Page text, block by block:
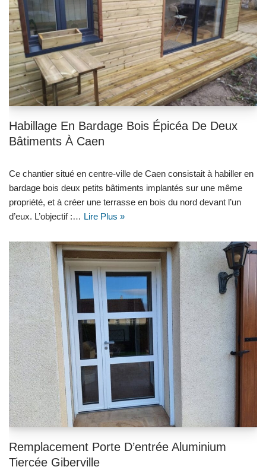
Habillage En Bardage Bois Épicéa De Deux
Bâtiments À Caen
Ce chantier situé en centre-ville de Caen consistait à habiller en
bardage bois deux petits bâtiments implantés sur une même
propriété, et à créer une terrasse en bois du nord devant l’un
d’eux. L’objectif :… Lire Plus »
Remplacement Porte D’entrée Aluminium
Tiercée Giberville